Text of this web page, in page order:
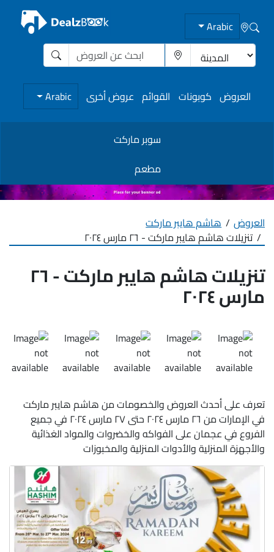
Arabic
العروض كوبونات القوائم عروض أخرى Arabic
سوبر ماركت
مطعم
العروض
هاشم هايبر ماركت
تنزيلات هاشم هايبر ماركت - ٢٦ مارس ٢٠٢٤
تنزيلات هاشم هايبر ماركت - ٢٦
مارس ٢٠٢٤
تعرف على أحدث العروض والخصومات من هاشم هايبر ماركت
في الإمارات من ٢٦ مارس ٢٠٢٤ حتى ٢٧ مارس ٢٠٢٤ في جميع
الفروع في عجمان على الفواكه والخضروات والمواد الغذائية
والأجهزة المنزلية والأدوات المنزلية والمخبوزات